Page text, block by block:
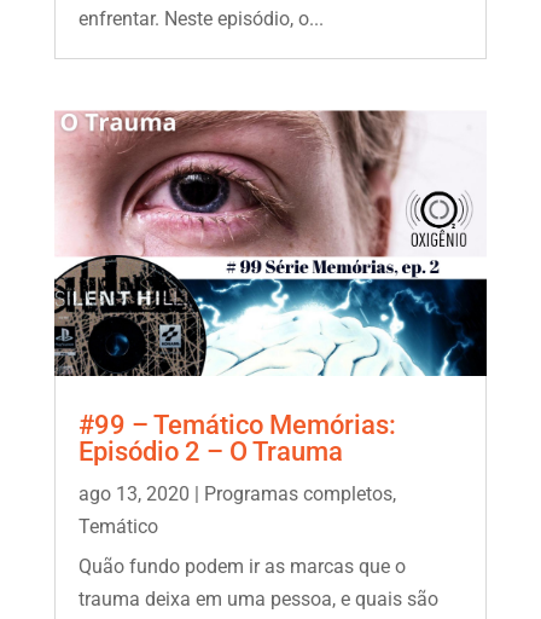
enfrentar. Neste episódio, o...
#99 – Temático Memórias:
Episódio 2 – O Trauma
ago 13, 2020 Programas completos,
Temático
Quão fundo podem ir as marcas que o
trauma deixa em uma pessoa, e quais são